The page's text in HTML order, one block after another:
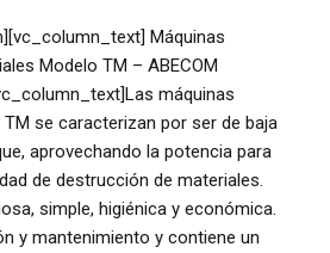
Máquinas
Modelo TM – ABECOM
máquinas
se caracterizan por ser de baja
aprovechando la potencia para
de destrucción de materiales.
simple, higiénica y económica.
y mantenimiento y contiene un